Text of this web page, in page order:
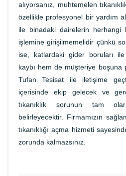
alıyorsanız, muhtemelen
özellikle profesyonel bir yardım
ile binadaki dairelerin herhangi
işlemine girişilmemelidir çünkü
ise, katlardaki gider boruları
kaybı hem de müşteriye boşuna
Tufan Tesisat ile iletişime
içerisinde ekip gelecek ve
tıkanıklık sorunun tam
belirleyecektir. Firmamızın
tıkanıklığı açma hizmeti
zorunda kalmazsınız.